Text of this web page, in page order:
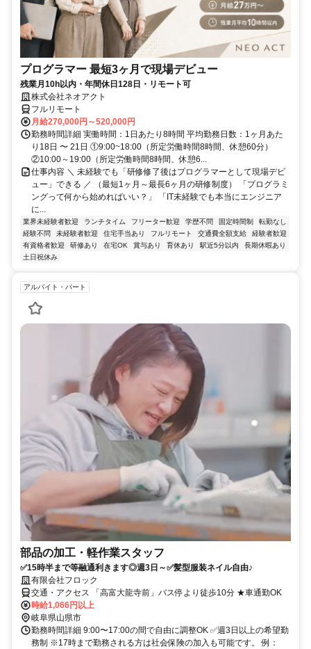
プログラマー 最短3ヶ月で現場デビュー
残業月10h以内・年間休日128日・リモート可
株式会社ネオアクト
フルリモート
月給270,000円～520,000円
勤務時間詳細 実働時間：1日あたり8時間 平均勤務日数：1ヶ月あた
り18日 〜 21日 ①9:00~18:00（所定労働時間8時間、休憩60分）
②10:00～19:00（所定労働時間8時間、休憩6...
仕事内容 ＼ 未経験でも「研修修了後はプログラマーとして現場デビ
ュー」できる ／ （最短1ヶ月～最長6ヶ月の研修制度） 「プログラミ
ングって何から始めればいい？」 「IT未経験でも本当にエンジニア
に...
業界未経験者歓迎 ランチタイム フリーター歓迎 学歴不問 固定時間制
転勤なし
経験不問
未経験者歓迎 住宅手当あり フルリモート 交通費全額支給
経験者歓迎
有資格者歓迎
研修あり 在宅OK 賞与あり 育休あり 駅近5分以内
長期休暇あり
土日祝休み
アルバイト・パート
部品の加工・軽作業スタッフ
✅15時半まで等融通利きます◎週3日～✅髪型服装ネイル自由♪
有限会社フロック
交通・アクセス 「高富大龍寺前」バス停より徒歩10分 ★車通勤OK
時給1,066円以上
岐阜県山県市
勤務時間詳細 9:00〜17:00の間で自由に調整OK ✅週3日以上の希望勤
務制 ※17時まで勤務される方は社会保険の加入も可能です。 例：